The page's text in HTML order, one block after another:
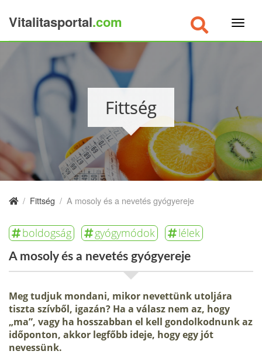
Vitalitasportal.com
Fittség
/ Fittség / A mosoly és a nevetés gyógyereje
boldogság gyógymódok lélek
A mosoly és a nevetés gyógyereje
Meg tudjuk mondani, mikor nevettünk utoljára
tiszta szívből, igazán? Ha a válasz nem az, hogy
„ma”, vagy ha hosszabban el kell gondolkodnunk az
időponton, akkor legfőbb ideje, hogy egy jót
nevessünk.
×